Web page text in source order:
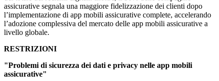
assicurative segnala una maggiore fidelizzazione dei clienti dopo
l’implementazione di app mobili assicurative complete, accelerando
l’adozione complessiva del mercato delle app mobili assicurative a
livello globale.
RESTRIZIONI
"Problemi di sicurezza dei dati e privacy nelle app mobili
assicurative"